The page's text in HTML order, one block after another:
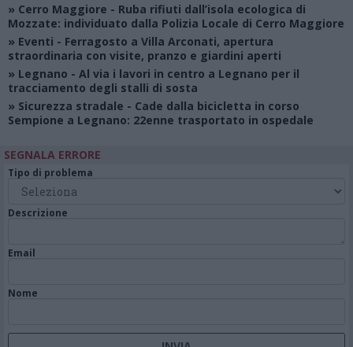
» Cerro Maggiore - Ruba rifiuti dall’isola ecologica di
Mozzate: individuato dalla Polizia Locale di Cerro Maggiore
» Eventi - Ferragosto a Villa Arconati, apertura
straordinaria con visite, pranzo e giardini aperti
» Legnano - Al via i lavori in centro a Legnano per il
tracciamento degli stalli di sosta
» Sicurezza stradale - Cade dalla bicicletta in corso
Sempione a Legnano: 22enne trasportato in ospedale
SEGNALA ERRORE
Tipo di problema
Descrizione
Email
Nome